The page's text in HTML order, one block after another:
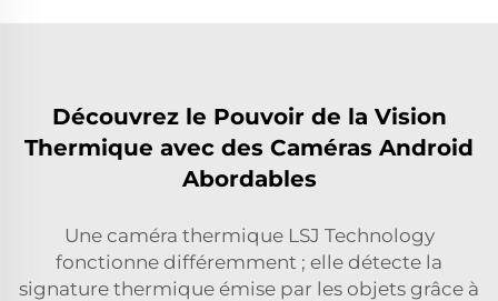
Découvrez le Pouvoir de la Vision
Thermique avec des Caméras Android
Abordables
Une caméra thermique LSJ Technology
fonctionne différemment ; elle détecte la
signature thermique émise par les objets grâce à